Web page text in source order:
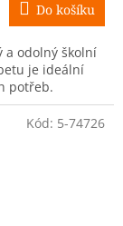
Do košíku
a odolný školní
je ideální
potřeb.
Kód: 5-74726